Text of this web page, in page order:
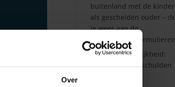
Over
buitenland met de
als gescheiden ouder –
je weer aan de
Eindelijk duidelijkheid:
voorhuwelijkse schulden